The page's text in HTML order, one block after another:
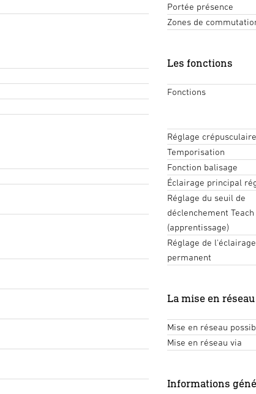
Portée présence
Zones de
Les fonctions
Fonctions
Réglage crépusculaire
Temporisation
Fonction balisage
Éclairage principal
Réglage du seuil de
déclenchement Teach
(apprentissage)
Réglage de l'éclairage
permanent
La mise en réseau
Mise en réseau
Mise en réseau via
Informations